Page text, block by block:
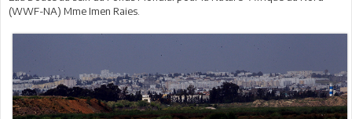
(WWF-NA) Mme Imen Raies.